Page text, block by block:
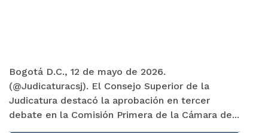
Bogotá D.C., 12 de mayo de 2026.
(@Judicaturacsj). El Consejo Superior de la
Judicatura destacó la aprobación en tercer
debate en la Comisión Primera de la Cámara de...